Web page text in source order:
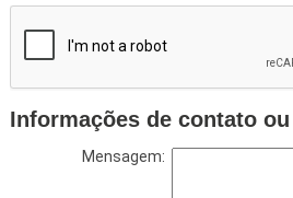
Informações de contato
Mensagem: